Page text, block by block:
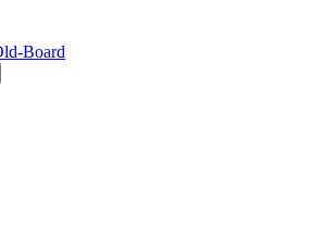
Board